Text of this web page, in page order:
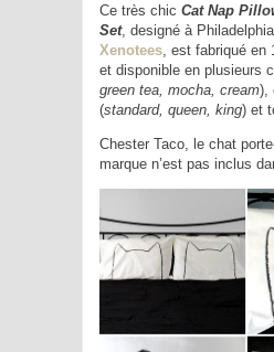
Ce très chic Cat Nap
Set, designé à
Xenotees , est fabriqué
et disponible en plusieurs
green tea, mocha, cream),
(standard, queen, king) et
Chester Taco, le chat
marque n’est pas inclus